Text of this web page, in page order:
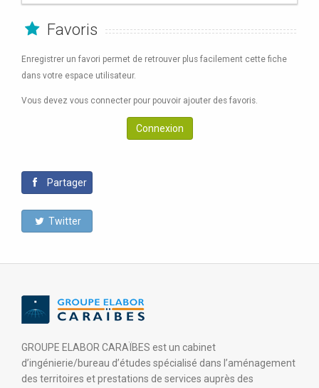
Favoris
Enregistrer un favori permet de retrouver plus facilement cette fiche
dans votre espace utilisateur.
Vous devez vous connecter pour pouvoir ajouter des favoris.
Connexion
Partager
Twitter
GROUPE ELABOR CARAÏBES est un cabinet
d’ingénierie/bureau d’études spécialisé dans l’aménagement
des territoires et prestations de services auprès des